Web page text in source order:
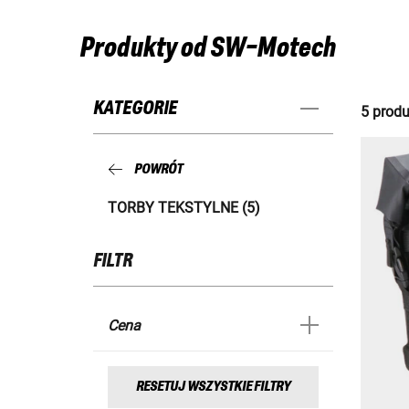
Produkty od SW-Motech
KATEGORIE
POWRÓT
TORBY TEKSTYLNE (5)
FILTR
Cena
RESETUJ WSZYSTKIE FILTRY
5